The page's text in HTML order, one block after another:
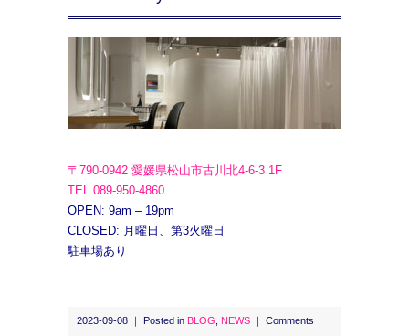
〒790-0942 愛媛県松山市古川北4-6-3 1F
TEL.089-950-4860
OPEN: 9am – 19pm
CLOSED: 月曜日、第3火曜日
駐車場あり
2023-09-08 ｜ Posted in BLOG NEWS Comments